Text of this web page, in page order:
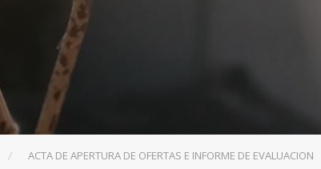
ACTA DE APERTURA DE OFERTAS E INFORME DE EVALUACION